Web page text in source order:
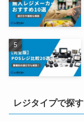
レジタイプで探す